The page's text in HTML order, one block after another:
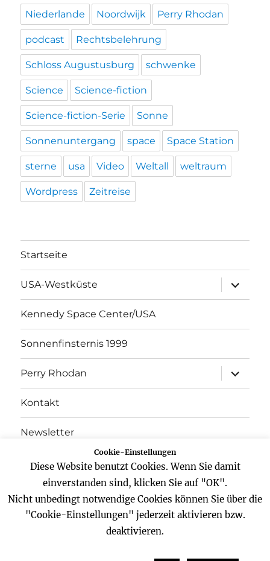
Niederlande Noordwijk Perry Rhodan
podcast Rechtsbelehrung
Schloss Augustusburg schwenke
Science Science-fiction
Science-fiction-Serie Sonne
Sonnenuntergang space Space Station
sterne usa Video Weltall weltraum
Wordpress Zeitreise
Startseite
USA-Westküste
öffnen
Kennedy Space Center/USA
Sonnenfinsternis 1999
Perry Rhodan
öffnen
Kontakt
Newsletter
Datenschutz
FacebookTwitterYouTube
Cookie-Einstellungen
Diese Website benutzt Cookies. Wenn Sie damit
einverstanden sind, klicken Sie auf "OK".
Nicht unbedingt notwendige Cookies können Sie über die
"Cookie-Einstellungen" jederzeit aktivieren bzw.
deaktivieren.